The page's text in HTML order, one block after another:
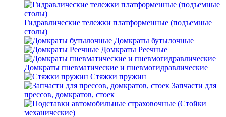
Гидравлические тележки платформенные (подъемные
столы)
Домкраты бутылочные
Домкраты Реечные
Домкраты пневматические и пневмогидравлические
Стяжки пружин
Запчасти для
прессов, домкратов, стоек